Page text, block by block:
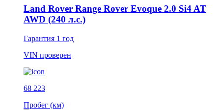
Land Rover Range Rover Evoque 2.0 Si4 AT
AWD (240 л.с.)
Гарантия 1 год
VIN проверен
68 223
Пробег (км)